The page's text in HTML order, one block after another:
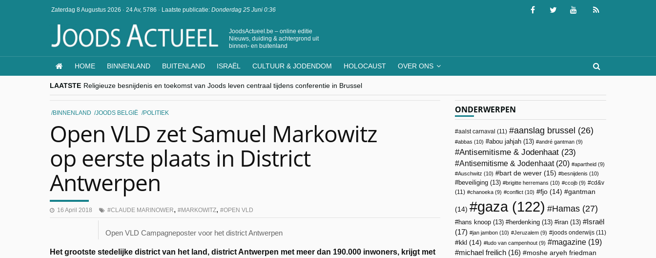
Zaterdag 8 Augustus 2026 · 24 Av, 5786 · Laatste publicatie: Donderdag 25 Juni 0:36
JoodsActueel.be – online editie
Nieuws, duiding & achtergrond uit
binnen- en buitenland
HOME BINNENLAND BUITENLAND ISRAËL CULTUUR & JODENDOM HOLOCAUST OVER ONS
LAATSTE Religieuze besnijdenis en toekomst van Joods leven centraal tijdens conferentie in Brussel
“Besnijdenisdebat toont hoe moeilijk seculiere Westen minderheden begrijpt”, Jinnih Beels (Vooruit)
CITYTRIP | ROEMENIË – Boekarest: de verrassing van Oost-Europa
“Vandaag zit elke Jood in België op de beklaagdenbank”
BINNENLAND JOODS BELGIË POLITIEK
Open VLD zet Samuel Markowitz
op eerste plaats in District
Antwerpen
16 April 2018 CLAUDE MARINOWER, MARKOWITZ, OPEN VLD
Open VLD Campagneposter voor het district Antwerpen
Het grootste stedelijke district van het land, district Antwerpen met meer dan 190.000 inwoners, krijgt met
ONDERWERPEN
aalst carnaval (11) aanslag brussel (26)
abbas (10) abou jahjah (13) andré gantman (9)
Antisemitisme & Jodenhaat (23)
Antisemitisme & Jodenhaat(20) apartheid (9)
Auschwitz (10) bart de wever (15) besnijdenis (10)
beveiliging (13) brigitte herremans (10) ccojb (9)
cd&v
(11)
chanoeka (9) conflict (10) fjo (14) gantman
(14) gaza(122) Hamas (27)
hans knoop (13) herdenking (13) iran (13)
Israël
(17)
jan jambon (10) Jeruzalem (9) joods onderwijs (11)
kkl (14) ludo van campenhout (9) magazine (19)
michael freilich (16)
moshe aryeh friedman